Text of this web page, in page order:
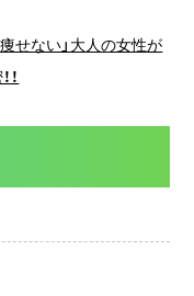
せない」大人の女性が